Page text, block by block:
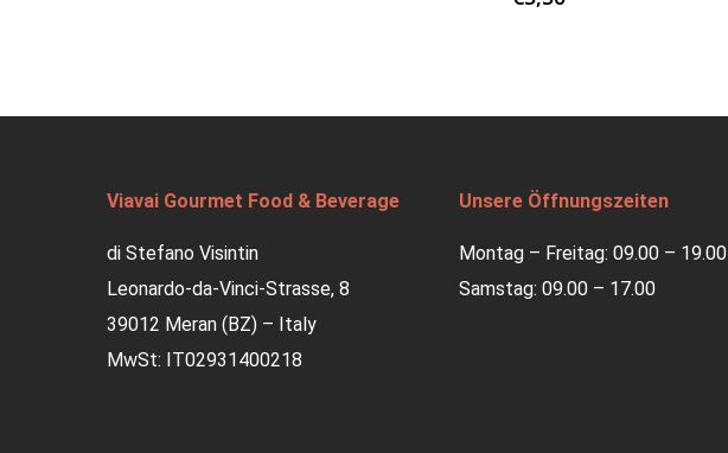
Viavai Gourmet Food & Beverage
di Stefano Visintin
Leonardo-da-Vinci-Strasse, 8
39012 Meran (BZ) – Italy
MwSt: IT02931400218
Unsere Öffnungszeiten
Montag – Freitag: 09.00 – 19.00
Samstag: 09.00 – 17.00